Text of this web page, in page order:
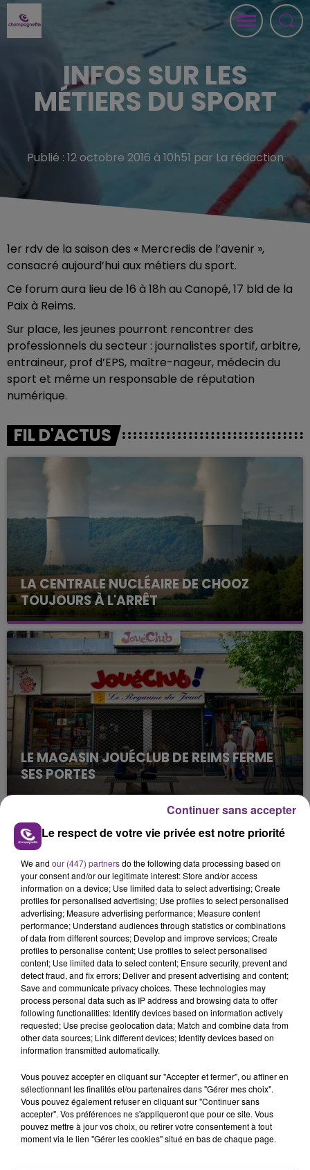
INFOS SUR LES
MÉTIERS DU SPORT
Publié : 12 octobre 2016 à 10h51 par La rédaction
1er rdv de la saison des « Mercredis de l’avenir »,
consacré aujourd’hui aux métiers du sport.
Ce forum aura lieu de 16 à 18h au Canopé, 17 bld de la
Paix à Reims.
Sur place, les jeunes pourront rencontrer des
professionnels du secteur : journalistes sportif, arbitre,
entraineur, prof d’EPS, maître-nageur, médecin du
sport et même un responsable de réputation
numérique.
FIL D'ACTUS
LA CENTRALE NUCLÉAIRE DE CHOOZ
TOUJOURS À L'ARRÊT
Cela fait déjà une semaine que la centrale
nucléaire ardennaise est à l'arrêt. Une situation
justifiée par la sécheresse intense qui est toujours
présente.
LE MAGASIN JOUÉCLUB DE REIMS FERME
SES PORTES
C'était l'une des institutions du centre-ville
rémois. Le magasin JouéClub est contraint de
fermer ses portes.
TITRES DIFFUSÉS
10h54
10h54
ORELSAN
Ailleurs
10h48
10h48
BENSON BOONE
The Time Of My Life
Le respect de votre vie privée est notre priorité
We and our (447) partnersdo the following data processing based on
your consent and/or our legitimate interest: Store and/or access
information on a device; Use limited data to select advertising; Create
profiles for personalised advertising; Use profiles to select personalised
advertising; Measure advertising performance; Measure content
performance; Understand audiences through statistics or combinations
of data from different sources; Develop and improve services; Create
profiles to personalise content; Use profiles to select personalised
content; Use limited data to select content; Ensure security, prevent and
detect fraud, and fix errors; Deliver and present advertising and content;
Save and communicate privacy choices. These technologies may
process personal data such as IP address and browsing data to offer
following functionalities: Identify devices based on information actively
requested; Use precise geolocation data; Match and combine data from
other data sources; Link different devices; Identify devices based on
information transmitted automatically.
Vous pouvez accepter en cliquant sur "Accepter et fermer", ou affiner en
sélectionnant les finalités et/ou partenaires dans "Gérer mes choix".
Vous pouvez également refuser en cliquant sur "Continuer sans
accepter". Vos préférences ne s'appliqueront que pour ce site. Vous
pouvez mettre à jour vos choix, ou retirer votre consentement à tout
moment via le lien "Gérer les cookies" situé en bas de chaque page.
Continuer sans accepter